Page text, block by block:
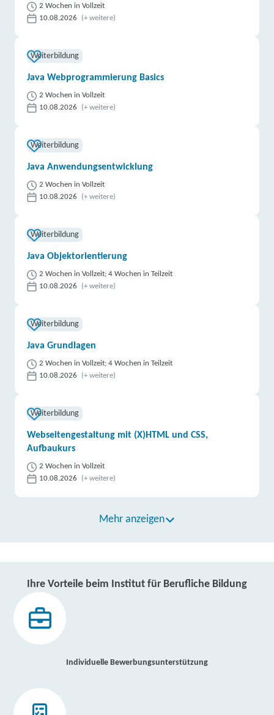
2 Wochen in Vollzeit
10.08.2026
(+ weitere)
Weiterbildung
Java Webprogrammierung Basics
2 Wochen in Vollzeit
10.08.2026
(+ weitere)
Weiterbildung
Java Anwendungsentwicklung
2 Wochen in Vollzeit
10.08.2026
(+ weitere)
Weiterbildung
Java Objektorientierung
2 Wochen in Vollzeit; 4 Wochen in Teilzeit
10.08.2026
(+ weitere)
Weiterbildung
Java Grundlagen
2 Wochen in Vollzeit; 4 Wochen in Teilzeit
10.08.2026
(+ weitere)
Weiterbildung
Webseitengestaltung mit (X)HTML und CSS,
Aufbaukurs
2 Wochen in Vollzeit
10.08.2026
(+ weitere)
Mehr anzeigen
Ihre Vorteile beim Institut für Berufliche Bildung
Individuelle Bewerbungsunterstützung